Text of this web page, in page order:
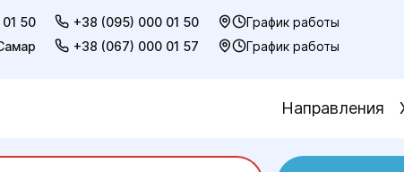
50 +38 (095) 000 01 50
График работы
+38 (067) 000 01 57 График работы
Направления